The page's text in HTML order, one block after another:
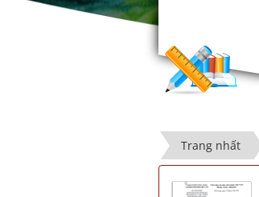
Trang nhất